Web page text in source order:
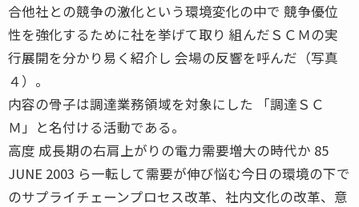
合他社との競争の激化という環境変化の中で 競争優位
性を強化するために社を挙げて取り 組んだＳＣＭの実
行展開を分かり易く紹介し 会場の反響を呼んだ（写真
４）。
内容の骨子は調達業務領域を対象にした 「調達ＳＣ
Ｍ」と名付ける活動である。
高度 成長期の右肩上がりの電力需要増大の時代か 85
JUNE 2003 ら一転して需要が伸び悩む今日の環境の下で
のサプライチェーンプロセス改革、社内文化の改革、意